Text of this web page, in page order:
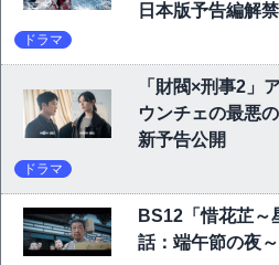
日本版予告編解禁
ドラマ
「財閥×刑事2」
ウンチェの最悪
新予告公開
ドラマ
BS12「惜花芷～
話：端午節の夜